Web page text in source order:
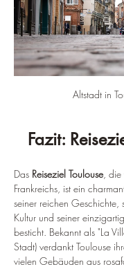
Altstadt in
Fazit:
Das Reiseziel Toulouse, die
Frankreichs, ist ein
seiner reichen Geschichte,
Kultur und seiner
besticht. Bekannt als "La
Stadt) verdankt Toulouse
vielen Gebäuden aus